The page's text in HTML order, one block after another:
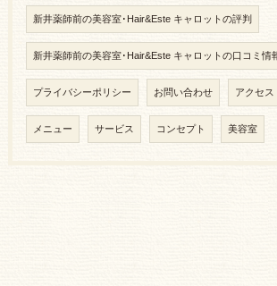
新井薬師前の美容室･Hair&Este キャロットの評判
新井薬師前の美容室･Hair&Este キャロットの口コミ情
プライバシーポリシー お問い合わせ アクセス
メニュー サービス コンセプト 美容室